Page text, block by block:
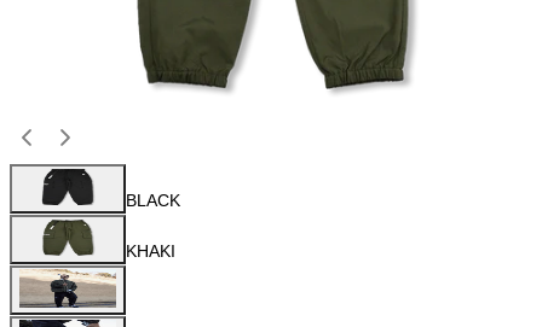
BLACK
KHAKI